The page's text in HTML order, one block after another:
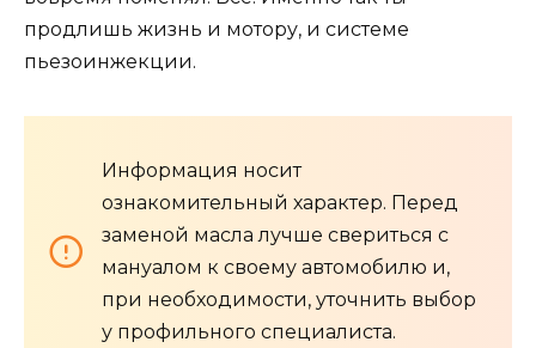
продлишь жизнь и мотору, и системе
пьезоинжекции.
Информация носит
ознакомительный характер. Перед
заменой масла лучше свериться с
мануалом к своему автомобилю и,
при необходимости, уточнить выбор
у профильного специалиста.